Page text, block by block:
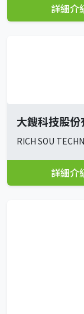
詳細介
大鎪科技股份
RICH SOU
詳細介